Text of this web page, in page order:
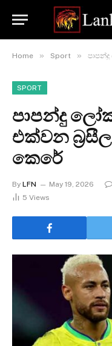
Home » Sport » පාපන්දු
SPORT
පාපන්දු
එක්වන
කෙරේ
By LFN May 19, 2026
5 Views